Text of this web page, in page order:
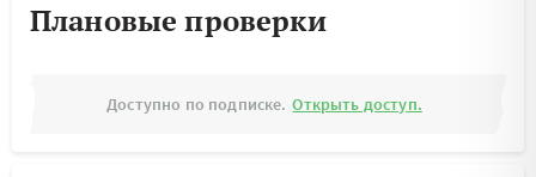
Плановые проверки
Доступно по подписке. Открыть доступ.